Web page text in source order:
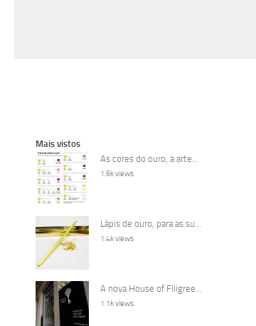
Mais vistos
As cores do ouro, a arte...
1.6k views
Lápis de ouro, para as su...
1.4k views
A nova House of Filigree...
1.1k views